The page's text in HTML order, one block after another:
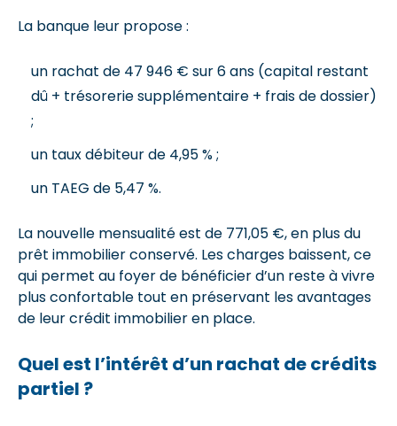
La banque leur propose :
un rachat de 47 946 € sur 6 ans (capital restant
dû + trésorerie supplémentaire + frais de dossier)
;
un taux débiteur de 4,95 % ;
un TAEG de 5,47 %.
La nouvelle mensualité est de 771,05 €, en plus du
prêt immobilier conservé. Les charges baissent, ce
qui permet au foyer de bénéficier d’un reste à vivre
plus confortable tout en préservant les avantages
de leur crédit immobilier en place.
Quel est l’intérêt d’un rachat de crédits
partiel ?